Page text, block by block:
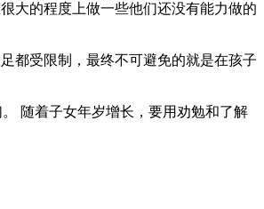
大的程度上做一些他们还没有能力做的
都受限制，最终不可避免的就是在孩子
随着子女年岁增长，要用劝勉和了解